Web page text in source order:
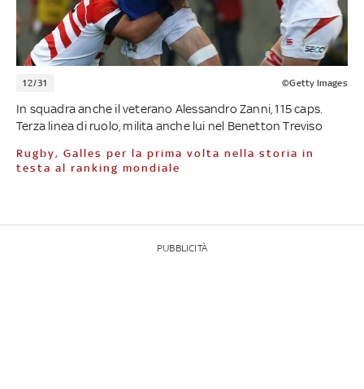
12/31 ©Getty Images
In squadra anche il veterano Alessandro Zanni, 115 caps.
Terza linea di ruolo, milita anche lui nel Benetton Treviso
Rugby, Galles per la prima volta nella storia in
testa al ranking mondiale
PUBBLICITÀ